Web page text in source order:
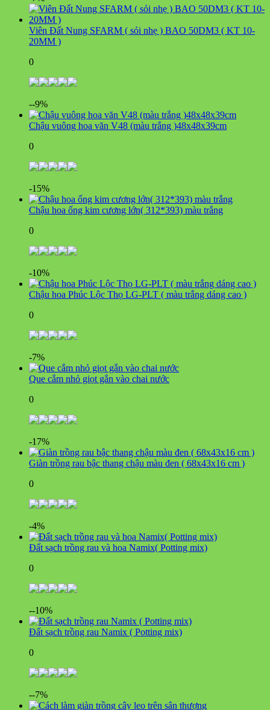
Viên Đất Nung SFARM ( sỏi nhẹ ) BAO 50DM3 ( KT 10-
20MM )
0
--9%
Chậu vuông hoa văn V48 (màu trắng )48x48x39cm
0
-15%
Chậu hoa ống kim cương lớn( 312*393) màu trắng
0
-10%
Chậu hoa Phúc Lộc Thọ LG-PLT ( màu trắng dáng cao )
0
-7%
Que cắm nhỏ giọt gắn vào chai nước
0
-17%
Giàn trồng rau bậc thang chậu màu đen ( 68x43x16 cm )
0
-4%
Đất sạch trồng rau và hoa Namix( Potting mix)
0
--10%
Đất sạch trồng rau Namix ( Potting mix)
0
--7%